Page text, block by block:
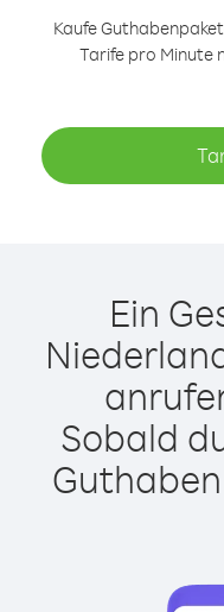
Kaufe
Tarife pro Minute
Ein
Sobald